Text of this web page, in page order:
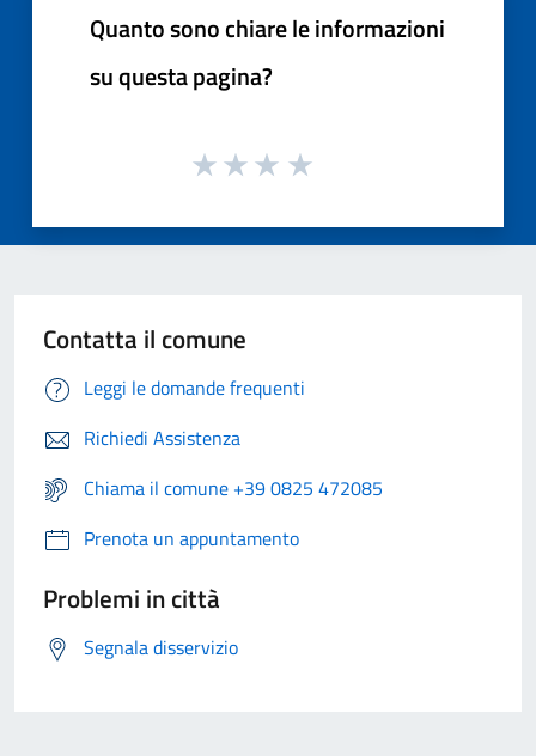
Quanto sono chiare le informazioni
su questa pagina?
Contatta il comune
Leggi le domande frequenti
Richiedi Assistenza
Chiama il comune +39 0825 472085
Prenota un appuntamento
Problemi in città
Segnala disservizio